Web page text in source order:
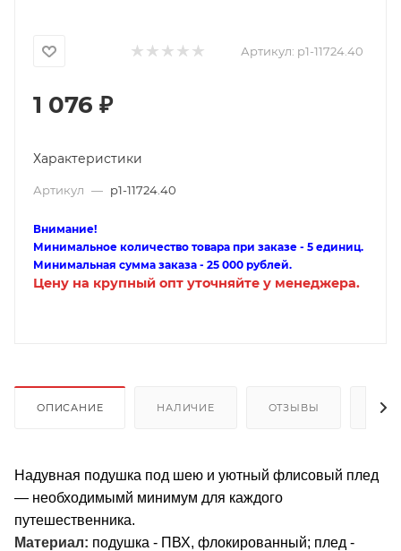
Артикул: p1-11724.40
1 076 ₽
Характеристики
Артикул — p1-11724.40
Внимание!
Минимальное количество товара при заказе - 5 единиц.
Минимальная сумма заказа - 25 000 рублей.
Цену на крупный опт уточняйте у менеджера.
ОПИСАНИЕ НАЛИЧИЕ ОТЗЫВЫ
Надувная подушка под шею и уютный флисовый плед
— необходимымй минимум для каждого
путешественника.
Материал: подушка - ПВХ, флокированный; плед -